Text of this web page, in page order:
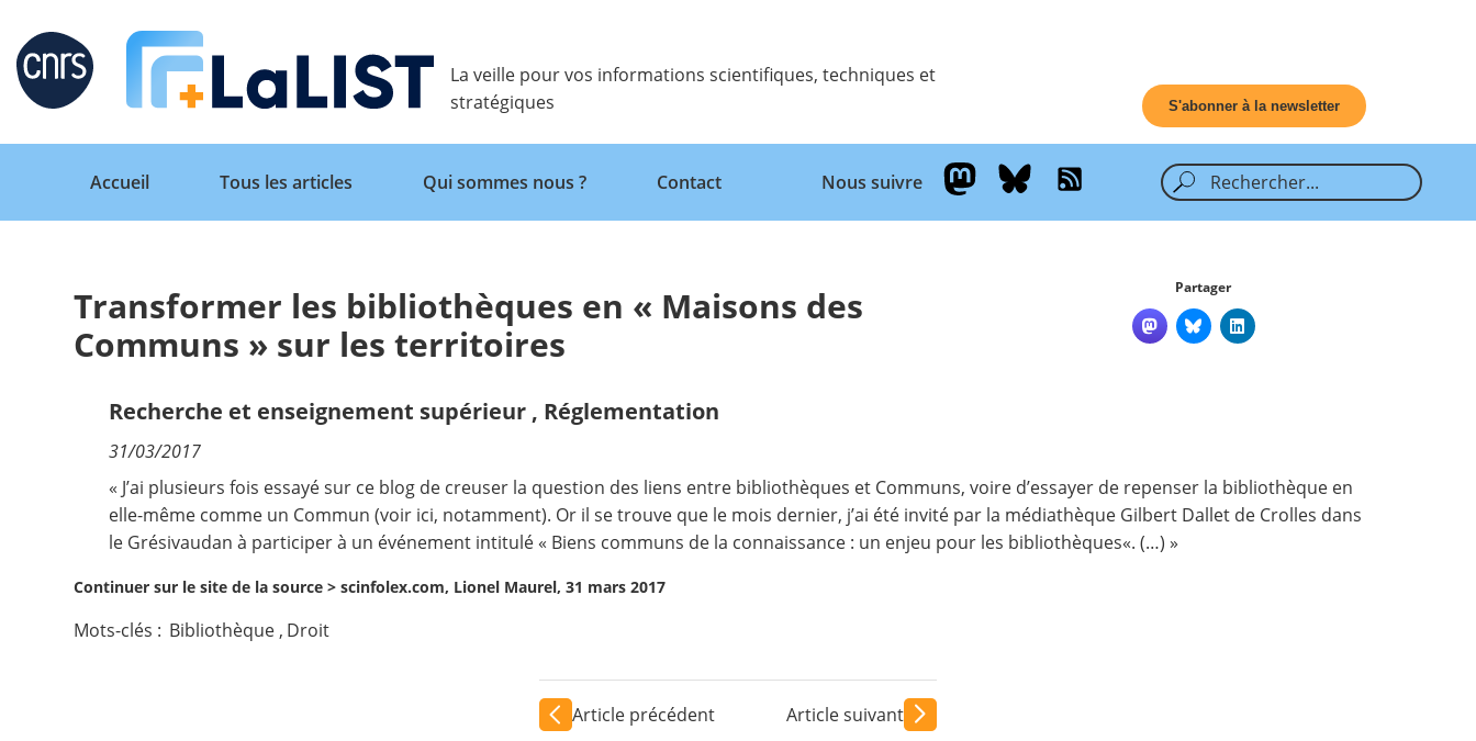
Retour
Accueil
Qui sommes nous ?
Nous suivre
La veille pour vos informations scientifiques, techniques et
stratégiques
S'abonner à la newsletter
Retour
Accueil
Tous les articles Qui sommes nous ? Contact Nous suivre
Transformer les bibliothèques en « Maisons des
Communs » sur les territoires
Partager
Recherche et enseignement supérieur , Réglementation
31/03/2017
« J’ai plusieurs fois essayé sur ce blog de creuser la question des liens entre bibliothèques et Communs, voire d’essayer de repenser la bibliothèque en
elle-même comme un Commun (voir ici, notamment). Or il se trouve que le mois dernier, j’ai été invité par la médiathèque Gilbert Dallet de Crolles dans
le Grésivaudan à participer à un événement intitulé « Biens communs de la connaissance : un enjeu pour les bibliothèques«. (…) »
Continuer sur le site de la source >scinfolex.com, Lionel Maurel, 31 mars 2017
Mots-clés : Bibliothèque , Droit
Article précédent Article suivant